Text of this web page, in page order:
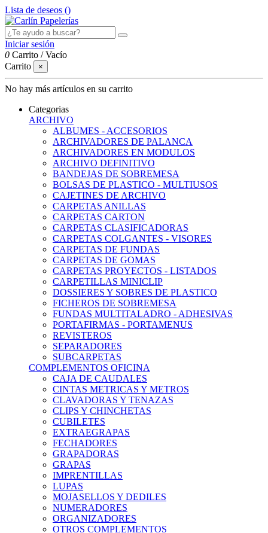
Lista de deseos ()
Iniciar sesión
0 Carrito /Vacío
Carrito
×
No hay más artículos en su carrito
Categorias
ARCHIVO
ALBUMES - ACCESORIOS
ARCHIVADORES DE PALANCA
ARCHIVADORES EN MODULOS
ARCHIVO DEFINITIVO
BANDEJAS DE SOBREMESA
BOLSAS DE PLASTICO - MULTIUSOS
CAJETINES DE ARCHIVO
CARPETAS ANILLAS
CARPETAS CARTON
CARPETAS CLASIFICADORAS
CARPETAS COLGANTES - VISORES
CARPETAS DE FUNDAS
CARPETAS DE GOMAS
CARPETAS PROYECTOS - LISTADOS
CARPETILLAS MINICLIP
DOSSIERES Y SOBRES DE PLASTICO
FICHEROS DE SOBREMESA
FUNDAS MULTITALADRO - ADHESIVAS
PORTAFIRMAS - PORTAMENUS
REVISTEROS
SEPARADORES
SUBCARPETAS
COMPLEMENTOS OFICINA
CAJA DE CAUDALES
CINTAS METRICAS Y METROS
CLAVADORAS Y TENAZAS
CLIPS Y CHINCHETAS
CUBILETES
EXTRAEGRAPAS
FECHADORES
GRAPADORAS
GRAPAS
IMPRENTILLAS
LUPAS
MOJASELLOS Y DEDILES
NUMERADORES
ORGANIZADORES
OTROS COMPLEMENTOS